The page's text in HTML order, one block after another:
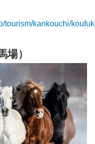
tourism/kankouchi/
場）